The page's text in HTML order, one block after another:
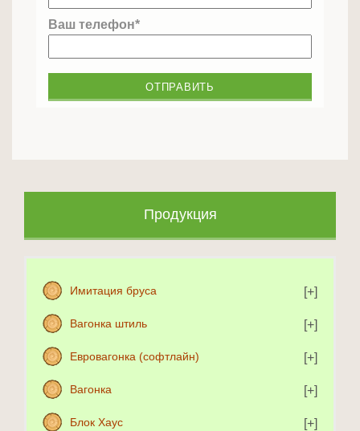
Продукция
Имитация бруса
Вагонка штиль
Евровагонка (софтлайн)
Вагонка
Блок Хаус
Ваш телефон*